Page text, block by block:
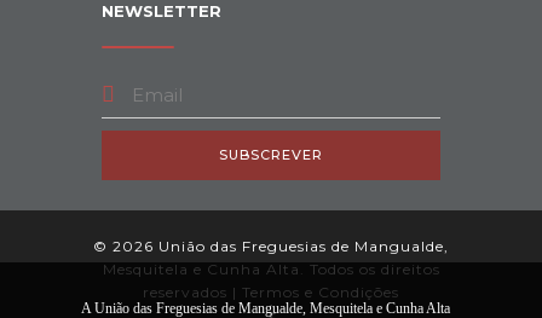
NEWSLETTER
SUBSCREVER
© 2026 União das Freguesias de Mangualde,
Mesquitela e Cunha Alta. Todos os direitos
reservados | Termos e Condições
A União das Freguesias de Mangualde, Mesquitela e Cunha Alta